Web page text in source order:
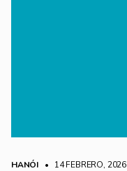
HANÓI • 14 FEBRERO, 2026